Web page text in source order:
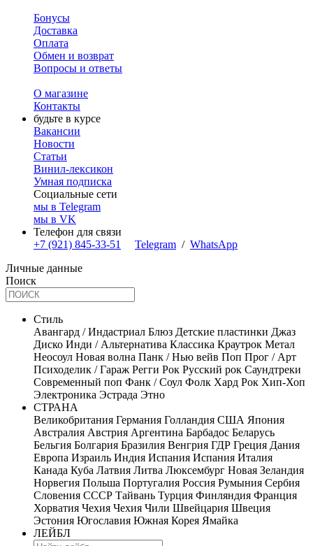
Бонусы
Доставка
Оплата
Обмен и возврат
Вопросы и ответы
О магазине
Контакты
будьте в курсе
Вакансии
Новости
Статьи
Винил-лексикон
Умная подписка
Социальные сети
мы в Telegram
мы в VK
Телефон для связи
+7 (921) 845-33-51
Telegram / WhatsApp
Личные данные
Поиск
Стиль
Авангард / Индастриал Блюз Детские пластинки Джаз
Диско Инди / Альтернатива Классика Краутрок Метал
Неосоул Новая волна Панк / Нью вейв Поп Прог / Арт
Психоделик / Гараж Регги Рок Русский рок Саундтреки
Современный поп Фанк / Соул Фолк Хард Рок Хип-Хоп
Электроника Эстрада Этно
СТРАНА
Великобритания Германия Голландия США Япония
Австралия Австрия Аргентина Барбадос Беларусь
Бельгия Болгария Бразилия Венгрия ГДР Греция Дания
Европа Израиль Индия Испания Испания Италия
Канада Куба Латвия Литва Люксембург Новая Зеландия
Норвегия Польша Португалия Россия Румыния Сербия
Словения СССР Тайвань Турция Финляндия Франция
Хорватия Чехия Чехия Чили Швейцария Швеция
Эстония Югославия Южная Корея Ямайка
ЛЕЙБЛ